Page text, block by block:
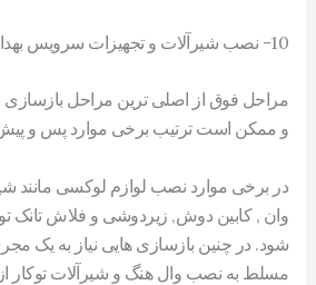
10- نصب شیرآلات و تجهیزات سرویس بهداشتی
مراحل فوق از اصلی ترین مراحل
و ممکن است ترتیب برخی موارد پس و
در برخی موارد نصب لوازم لوکسی مانند
وان , کابین دوش, زیردوشی و فلاش تانک
شود. در چنین بازسازی هایی نیاز به یک
مسلط به نصب وال هنگ و شیرآلات توکار از